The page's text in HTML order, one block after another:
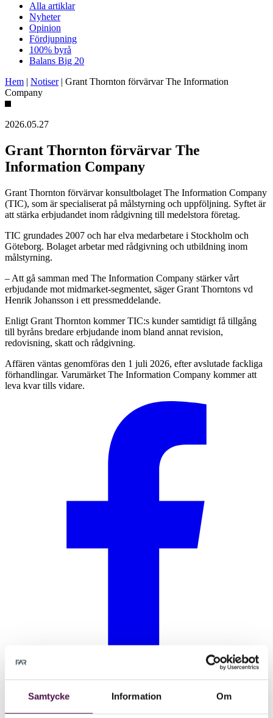
Samtycke Information Om
Alla artiklar
Nyheter
Opinion
Fördjupning
100% byrå
Balans Big 20
Hem | Notiser| Grant Thornton förvärvar The Information
Company
2026.05.27
Grant Thornton förvärvar The
Information Company
Grant Thornton förvärvar konsultbolaget The Information Company
(TIC), som är specialiserat på målstyrning och uppföljning. Syftet är
att stärka erbjudandet inom rådgivning till medelstora företag.
TIC grundades 2007 och har elva medarbetare i Stockholm och
Göteborg. Bolaget arbetar med rådgivning och utbildning inom
målstyrning.
– Att gå samman med The Information Company stärker vårt
erbjudande mot midmarket-segmentet, säger Grant Thorntons vd
Henrik Johansson i ett pressmeddelande.
Enligt Grant Thornton kommer TIC:s kunder samtidigt få tillgång
till byråns bredare erbjudande inom bland annat revision,
redovisning, skatt och rådgivning.
Affären väntas genomföras den 1 juli 2026, efter avslutade fackliga
förhandlingar. Varumärket The Information Company kommer att
leva kvar tills vidare.